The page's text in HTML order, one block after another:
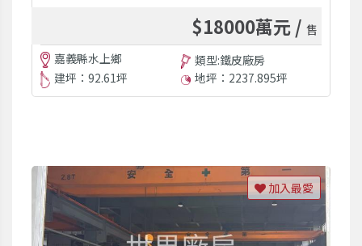
$18000萬元 / 售
嘉義縣水上鄉
類型:鐵皮廠房
建坪：92.61坪
地坪：2237.895坪
加入最愛